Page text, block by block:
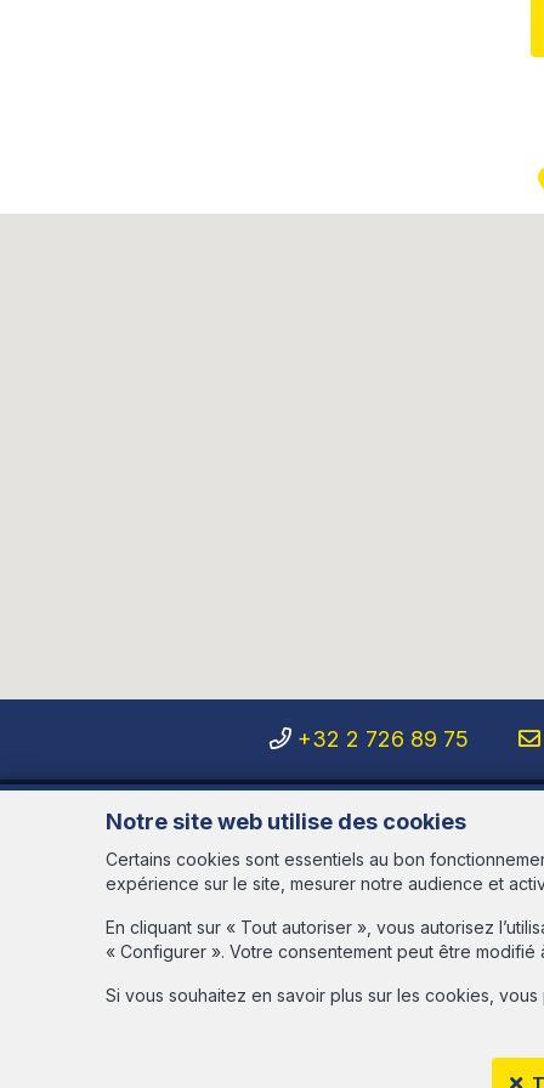
Notre site web utilise des cookies
Certains cookies sont essentiels au bon
expérience sur le site, mesurer notre audience et
En cliquant sur « Tout autoriser », vous autorisez
« Configurer ». Votre consentement peut être
Si vous souhaitez en savoir plus sur les cookies,
+32 2 726 89 75
Immo ABITA
Avenue des Cerisiers, 95
Opening hours
Monday to Friday from 9:30 am